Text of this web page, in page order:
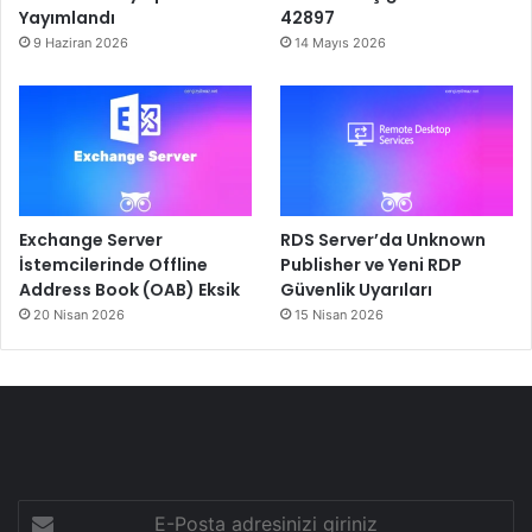
Yayımlandı
9 Haziran 2026
42897
14 Mayıs 2026
Exchange Server
İstemcilerinde Offline
Address Book (OAB) Eksik
20 Nisan 2026
RDS Server’da Unknown
Publisher ve Yeni RDP
Güvenlik Uyarıları
15 Nisan 2026